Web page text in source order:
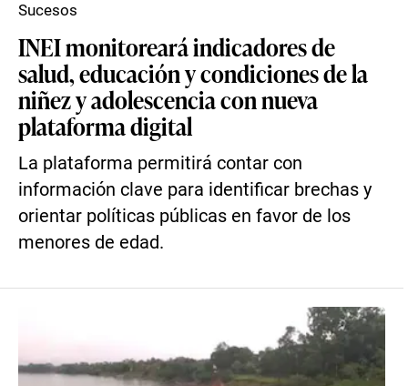
INEI monitoreará indicadores de
salud, educación y condiciones de la
niñez y adolescencia con nueva
plataforma digital
La plataforma permitirá contar con
información clave para identificar brechas y
orientar políticas públicas en favor de los
menores de edad.
Sucesos